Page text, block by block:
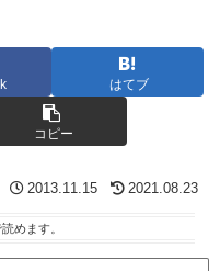
はてブ
コピー
2013.11.15 2021.08.23
めます。